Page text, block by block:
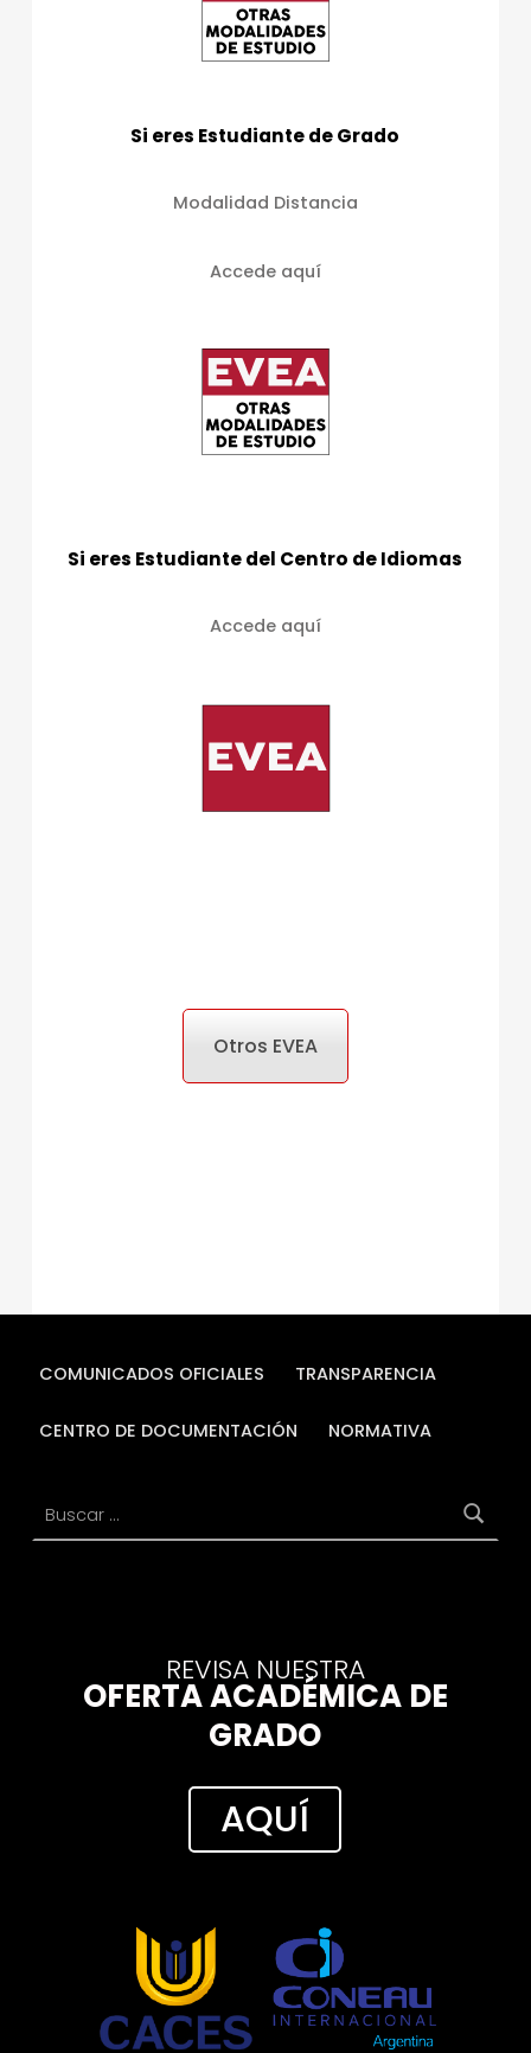
Si eres Estudiante de Grado
Modalidad Distancia
Accede aquí
Si eres Estudiante del Centro de Idiomas
Accede aquí
Otros EVEA
COMUNICADOS OFICIALES TRANSPARENCIA
CENTRO DE DOCUMENTACIÓN NORMATIVA
REVISA NUESTRA
OFERTA ACADÉMICA DE
GRADO
AQUÍ